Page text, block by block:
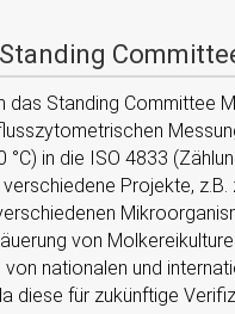
Standing Committee
in die ISO 4833
Projekte,
von
nationalen und
diese für zukünftige